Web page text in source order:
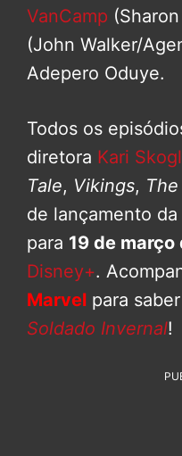
VanCamp
(John Walker/
Adepero Oduye.
Todos os
diretora Kari
Tale, Vikings,
de lançamento
para 19 de março
Disney+.
Marvel para saber
Soldado Invernal!